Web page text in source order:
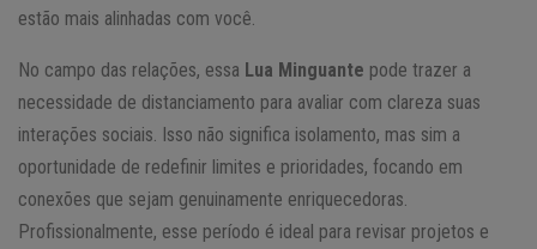
estão mais alinhadas com você.
No campo das relações, essa Lua Minguante pode trazer a
necessidade de distanciamento para avaliar com clareza suas
interações sociais. Isso não significa isolamento, mas sim a
oportunidade de redefinir limites e prioridades, focando em
conexões que sejam genuinamente enriquecedoras.
Profissionalmente, esse período é ideal para revisar projetos e